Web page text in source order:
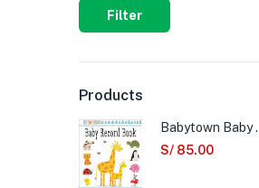
Filter
Products
Babytown Baby Record Book
S/ 85.00